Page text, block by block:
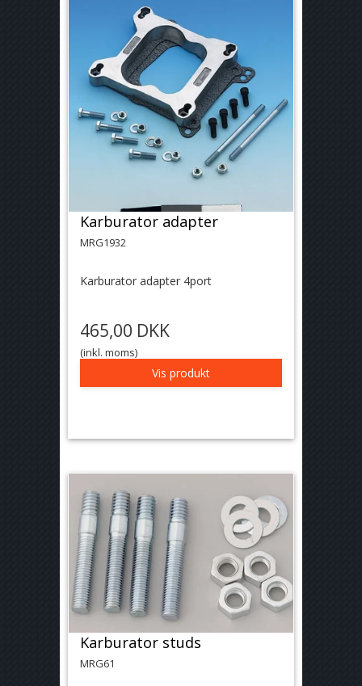
Karburator adapter
MRG1932
Karburator adapter 4port
465,00 DKK
(inkl. moms)
Vis produkt
Karburator studs
MRG61